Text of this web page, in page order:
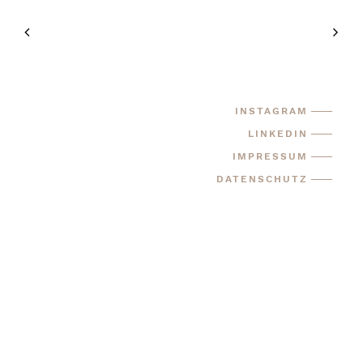
INSTAGRAM
LINKEDIN
IMPRESSUM
DATENSCHUTZ